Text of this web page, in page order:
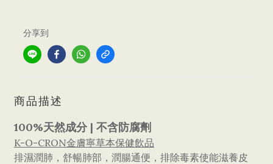
分享到
商品描述
100%天然成分 | 不含防腐劑
K-O-CRON金膚寧草本保健飲品
排濕潤肺，舒暢肺部，潤腸通便，排除毒素使能滋養皮